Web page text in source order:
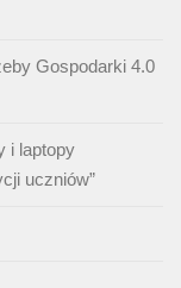
Gospodarki 4.0
i laptopy
uczniów”